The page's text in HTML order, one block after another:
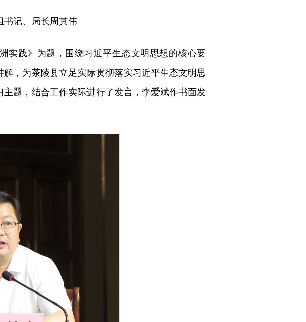
书记、局长周其伟
实践》为题，围绕习近平生态文明思想的核心要
，为茶陵县立足实际贯彻落实习近平生态文明思
题，结合工作实际进行了发言，李爱斌作书面发